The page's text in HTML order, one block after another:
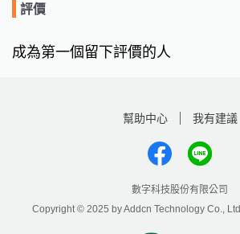
評價
成為第一個留下評價的人
幫助中心 我有建議
數字科技股份有限公司
Copyright © 2025 by Addcn Technology Co.,